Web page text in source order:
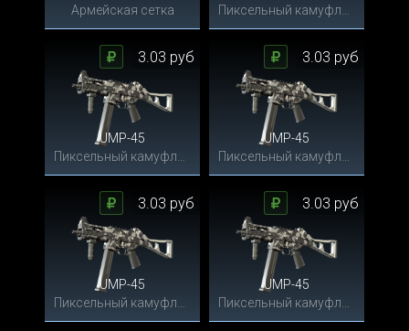
Армейская сетка
UMP-45
3.03 руб
UMP-45
3.03 руб
UMP-45
3.03 руб
UMP-45
3.03 руб